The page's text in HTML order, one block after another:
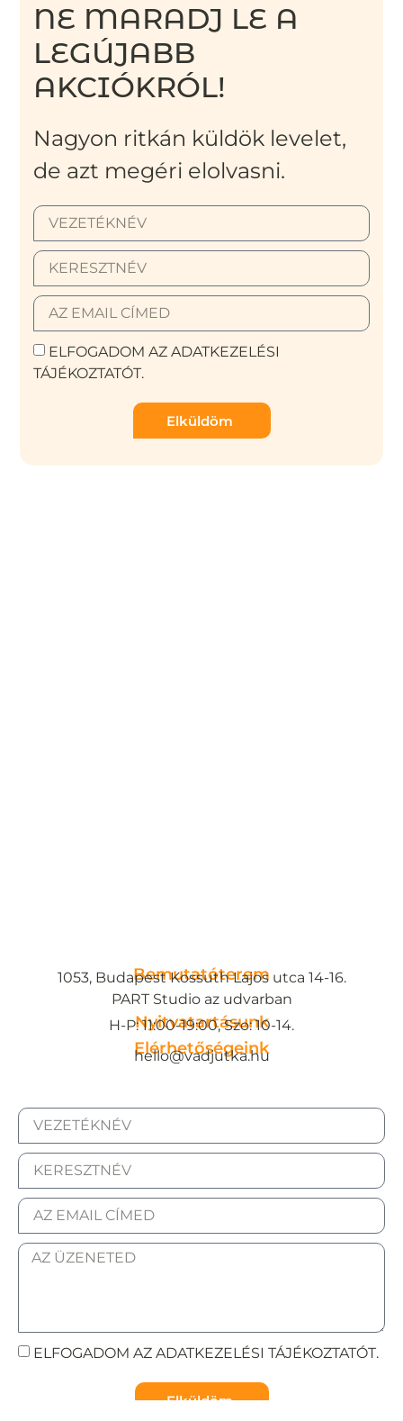
NE MARADJ LE A
LEGÚJABB
AKCIÓKRÓL!
Nagyon ritkán küldök levelet,
de azt megéri elolvasni.
ELFOGADOM AZ ADATKEZELÉSI
TÁJÉKOZTATÓT.
Elküldöm
Bemutatóterem
1053, Budapest Kossuth Lajos utca 14-16.
PART Studio az udvarban
Nyitvatartásunk
H-P: 11:00-19:00, Szo: 10-14.
Elérhetőségeink
hello@vadjutka.hu
ELFOGADOM AZ ADATKEZELÉSI TÁJÉKOZTATÓT.
Elküldöm